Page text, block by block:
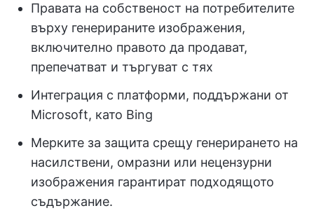
Правата на собственост на потребителите
върху генерираните изображения,
включително правото да продават,
препечатват и търгуват с тях
Интеграция с платформи, поддържани от
Microsoft, като Bing
Мерките за защита срещу генерирането на
насилствени, омразни или нецензурни
изображения гарантират подходящото
съдържание.